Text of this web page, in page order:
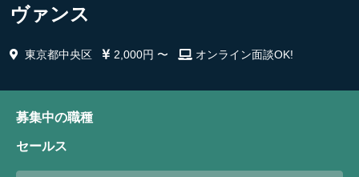
ヴァンス
東京都中央区 2,000円 〜 オンライン面談OK!
募集中の職種
セールス